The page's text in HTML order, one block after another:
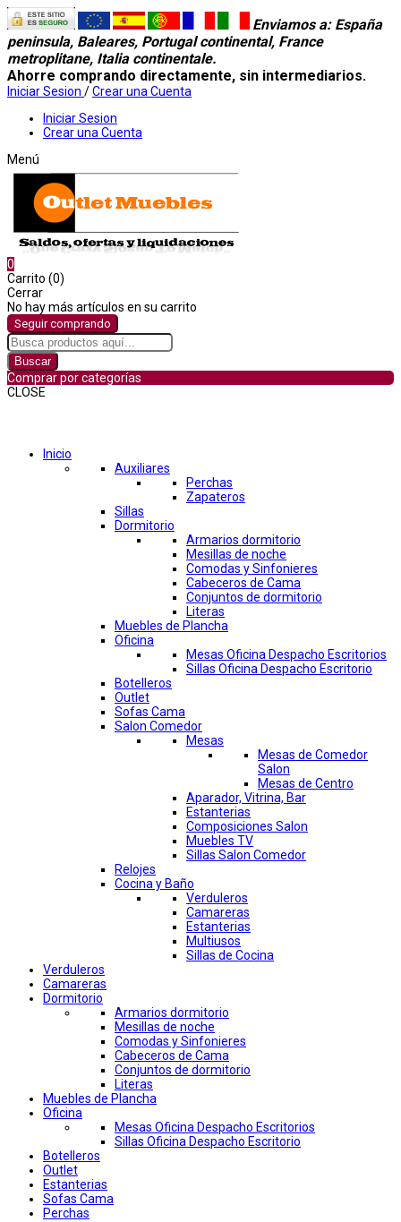
Enviamos a: España
peninsula, Baleares, Portugal continental, France
metroplitane, Italia continentale.
Ahorre comprando directamente, sin intermediarios.
Iniciar Sesion /Crear una Cuenta
Iniciar Sesion
Crear una Cuenta
Menú
0
Carrito (0)
Cerrar
No hay más artículos en su carrito
Seguir comprando
Buscar
Comprar por categorías
CLOSE
Inicio
Auxiliares
Perchas
Zapateros
Sillas
Dormitorio
Armarios dormitorio
Mesillas de noche
Comodas y Sinfonieres
Cabeceros de Cama
Conjuntos de dormitorio
Literas
Muebles de Plancha
Oficina
Mesas Oficina Despacho Escritorios
Sillas Oficina Despacho Escritorio
Botelleros
Outlet
Sofas Cama
Salon Comedor
Mesas
Mesas de Comedor
Salon
Mesas de Centro
Aparador, Vitrina, Bar
Estanterias
Composiciones Salon
Muebles TV
Sillas Salon Comedor
Relojes
Cocina y Baño
Verduleros
Camareras
Estanterias
Multiusos
Sillas de Cocina
Verduleros
Camareras
Dormitorio
Armarios dormitorio
Mesillas de noche
Comodas y Sinfonieres
Cabeceros de Cama
Conjuntos de dormitorio
Literas
Muebles de Plancha
Oficina
Mesas Oficina Despacho Escritorios
Sillas Oficina Despacho Escritorio
Botelleros
Outlet
Estanterias
Sofas Cama
Perchas